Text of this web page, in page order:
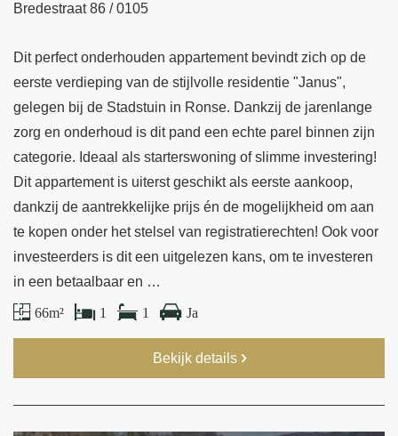
Bredestraat 86 / 0105
Dit perfect onderhouden appartement bevindt zich op de
eerste verdieping van de stijlvolle residentie "Janus",
gelegen bij de Stadstuin in Ronse. Dankzij de jarenlange
zorg en onderhoud is dit pand een echte parel binnen zijn
categorie. Ideaal als starterswoning of slimme investering!
Dit appartement is uiterst geschikt als eerste aankoop,
dankzij de aantrekkelijke prijs én de mogelijkheid om aan
te kopen onder het stelsel van registratierechten! Ook voor
investeerders is dit een uitgelezen kans, om te investeren
in een betaalbaar en …
66 m² 1 1 Ja
Bekijk details